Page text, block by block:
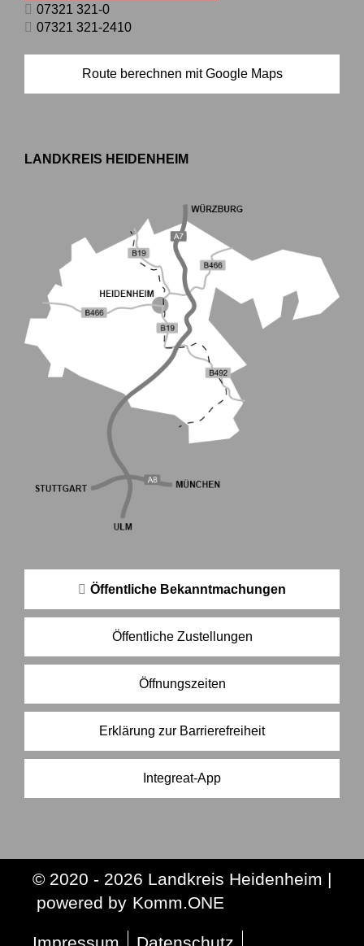
07321 321-0
07321 321-2410
Route berechnen mit Google Maps
LANDKREIS HEIDENHEIM
Öffentliche Bekanntmachungen
Öffentliche Zustellungen
Öffnungszeiten
Erklärung zur Barrierefreiheit
Integreat-App
© 2020 - 2026 Landkreis Heidenheim |
powered by Komm.ONE